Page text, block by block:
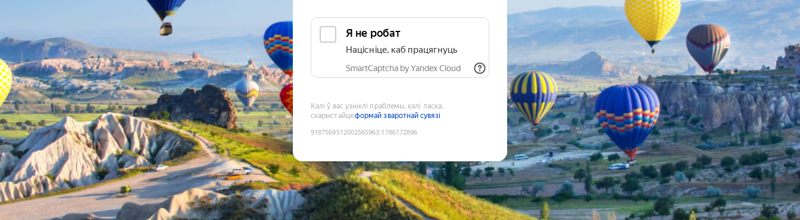
Я не робат
Націсніце, каб працягнуць
SmartCaptcha by Yandex Cloud
Калі ў вас узніклі праблемы, калі ласка,
скарыстайцеформай зваротнай сувязі
9187569512002565963:1786172896